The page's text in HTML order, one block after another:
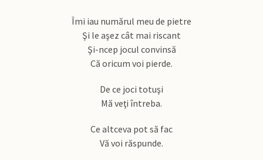
Îmi iau numărul meu de pietre
Şi le aşez cât mai riscant
Şi-ncep jocul convinsă
Că oricum voi pierde.
De ce joci totuşi
Mă veţi întreba.
Ce altceva pot să fac
Vă voi răspunde.